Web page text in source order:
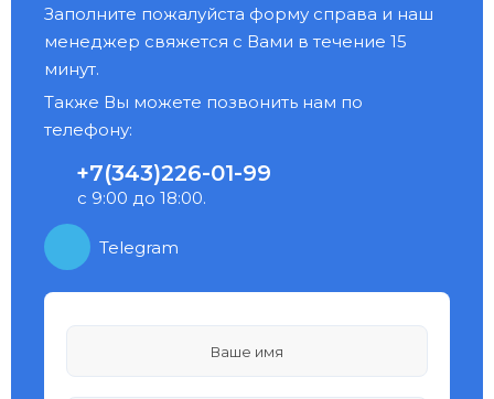
Заполните пожалуйста форму справа и наш
менеджер свяжется с Вами в течение 15
минут.
Также Вы можете позвонить нам по
телефону:
+7(343)226-01-99
с 9:00 до 18:00.
Telegram